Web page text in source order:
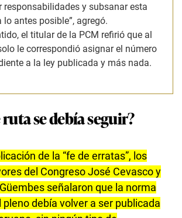
responsabilidades y subsanar esta
lo antes posible”, agregó.
el titular de la PCM refirió que al
le correspondió asignar el número
a la ley publicada y más nada.
ruta se debía seguir?
de la “fe de erratas”, los
del Congreso José Cevasco y
señalaron que la norma
pleno debía volver a ser publicada